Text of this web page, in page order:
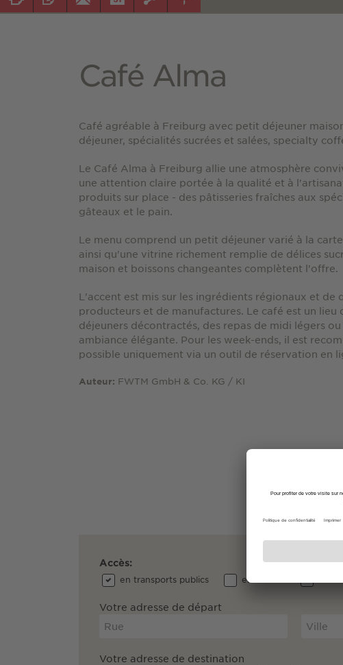
Café Alma
Café agréable à Freiburg avec petit déjeuner
déjeuner, spécialités sucrées et salées, specialty
Le Café Alma à Freiburg allie une atmosphère
une attention claire portée à la qualité et à
produits sur place - des pâtisseries fraîches aux
gâteaux et le pain.
Le menu comprend un petit déjeuner varié à la
ainsi qu'une vitrine richement remplie de délices
maison et boissons changeantes complètent l'offre.
L'accent est mis sur les ingrédients régionaux et de
producteurs et de manufactures. Le café est un
déjeuners décontractés, des repas de midi légers
ambiance élégante. Pour les week-ends, il est
possible uniquement via un outil de réservation en
Auteur: FWTM GmbH & Co. KG / KI
Accès:
en transports publics en voiture
Votre adresse de départ
Votre adresse de destination